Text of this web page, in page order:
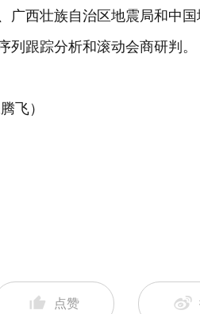
广西壮族自治区地震局和中
列跟踪分析和滚动会商研判。
飞）
点赞